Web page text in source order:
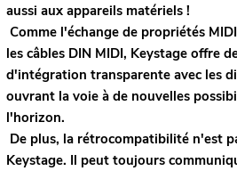
aussi aux appareils matériels !
Comme l'échange de propriétés
les câbles DIN MIDI, Keystage offre
d'intégration transparente avec les
ouvrant la voie à de nouvelles
l'horizon.
De plus, la rétrocompatibilité n'est
Keystage. Il peut toujours